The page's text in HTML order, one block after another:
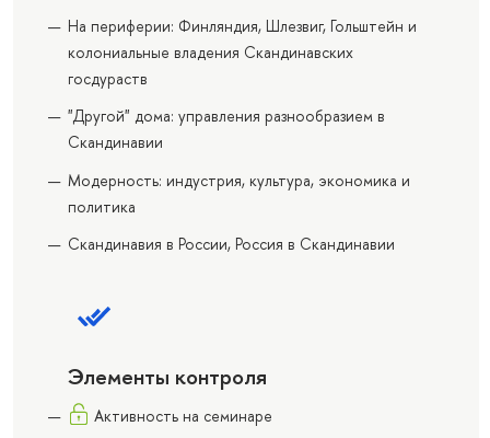
На периферии: Финляндия, Шлезвиг, Гольштейн и
колониальные владения Скандинавских
госдураств
"Другой" дома: управления разнообразием в
Скандинавии
Модерность: индустрия, культура, экономика и
политика
Скандинавия в России, Россия в Скандинавии
Элементы контроля
Активность на семинаре